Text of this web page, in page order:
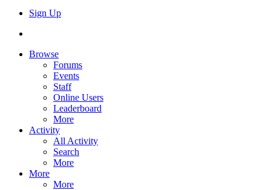
Sign Up
Browse
Forums
Events
Staff
Online Users
Leaderboard
More
Activity
All Activity
Search
More
More
More